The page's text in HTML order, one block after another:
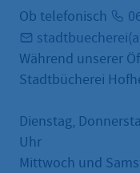
Ob telefonisch
Während unserer
Stadtbücherei
Dienstag,
Uhr
Mittwoch und